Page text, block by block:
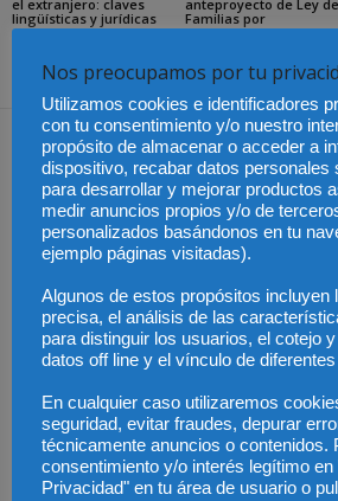
el extranjero: claves
lingüísticas y jurídicas
anteproyecto de Ley de
Familias por
unanimidad
Dejar una respuesta
Nos preocupamos por tu
Utilizamos cookies e identificadores
con tu consentimiento y/o nuestro
propósito de almacenar o acceder a
dispositivo, recabar datos personales
para desarrollar y mejorar productos
medir anuncios propios y/o de
personalizados basándonos en tu
ejemplo páginas visitadas).
Algunos de estos propósitos incluyen
precisa, el análisis de las
para distinguir los usuarios, el cotejo
datos off line y el vínculo de
En cualquier caso utilizaremos
seguridad, evitar fraudes, depurar
técnicamente anuncios o contenidos.
consentimiento y/o interés legítimo en
Privacidad" en tu área de usuario o